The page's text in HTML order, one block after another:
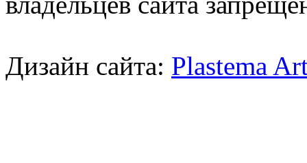
Дизайн сайта: Plastema